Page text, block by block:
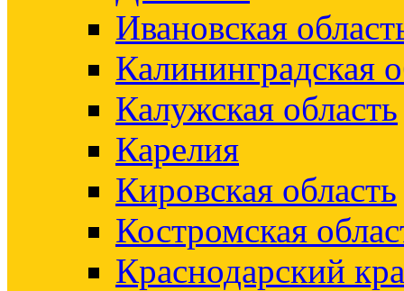
Ивановская
Калининградская
Калужская область
Карелия
Кировская область
Костромская
Краснодарский